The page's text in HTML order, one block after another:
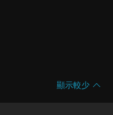
顯示較少